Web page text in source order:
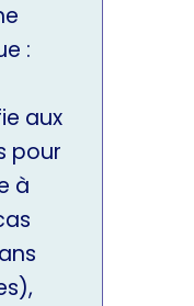
:
aux
pour
à